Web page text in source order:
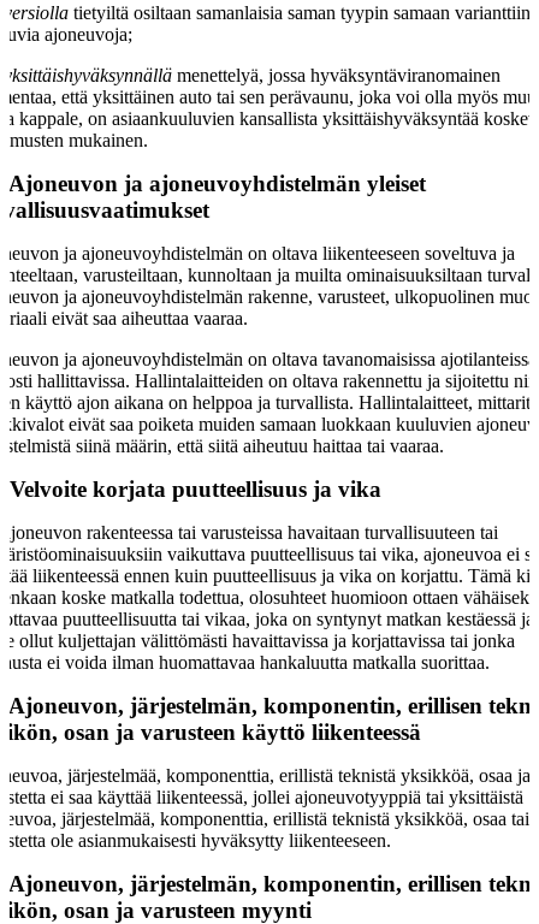
versiolla tietyiltä osiltaan samanlaisia saman tyypin samaan varianttiin
ajoneuvoja;
yksittäishyväksynnällä menettelyä, jossa hyväksyntäviranomainen
että yksittäinen auto tai sen perävaunu, joka voi olla myös
kappale, on asiaankuuluvien kansallista yksittäishyväksyntää
mukainen.
Ajoneuvon ja ajoneuvoyhdistelmän yleiset
ja ajoneuvoyhdistelmän on oltava liikenteeseen soveltuva ja
varusteiltaan, kunnoltaan ja muilta ominaisuuksiltaan
ja ajoneuvoyhdistelmän rakenne, varusteet, ulkopuolinen
eivät saa aiheuttaa vaaraa.
ja ajoneuvoyhdistelmän on oltava tavanomaisissa ajotilanteissa
hallittavissa. Hallintalaitteiden on oltava rakennettu ja sijoitettu
käyttö ajon aikana on helppoa ja turvallista. Hallintalaitteet, mittarit
eivät saa poiketa muiden samaan luokkaan kuuluvien
siinä määrin, että siitä aiheutuu haittaa tai vaaraa.
Velvoite korjata puutteellisuus ja vika
ajoneuvon rakenteessa tai varusteissa havaitaan turvallisuuteen tai
vaikuttava puutteellisuus tai vika, ajoneuvoa ei
liikenteessä ennen kuin puutteellisuus ja vika on korjattu. Tämä
koske matkalla todettua, olosuhteet huomioon ottaen
puutteellisuutta tai vikaa, joka on syntynyt matkan kestäessä
ollut kuljettajan välittömästi havaittavissa ja korjattavissa tai jonka
ei voida ilman huomattavaa hankaluutta matkalla suorittaa.
Ajoneuvon, järjestelmän, komponentin, erillisen
osan ja varusteen käyttö liikenteessä
järjestelmää, komponenttia, erillistä teknistä yksikköä, osaa ja
ei saa käyttää liikenteessä, jollei ajoneuvotyyppiä tai yksittäistä
järjestelmää, komponenttia, erillistä teknistä yksikköä, osaa tai
ole asianmukaisesti hyväksytty liikenteeseen.
Ajoneuvon, järjestelmän, komponentin, erillisen
osan ja varusteen myynti